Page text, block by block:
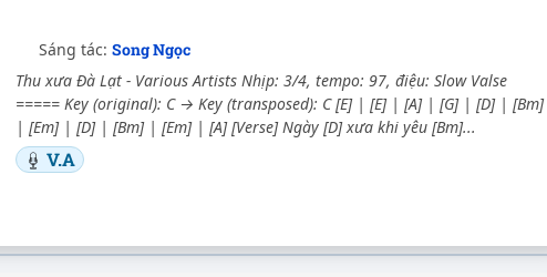
Sáng tác: Song Ngọc
Thu xưa Đà Lạt - Various Artists Nhịp: 3/4, tempo: 97, điệu: Slow Valse
===== Key (original): C → Key (transposed): C [E] | [E] | [A] | [G] | [D] | [Bm]
| [Em] | [D] | [Bm] | [Em] | [A] [Verse] Ngày [D] xưa khi yêu [Bm]...
V.A